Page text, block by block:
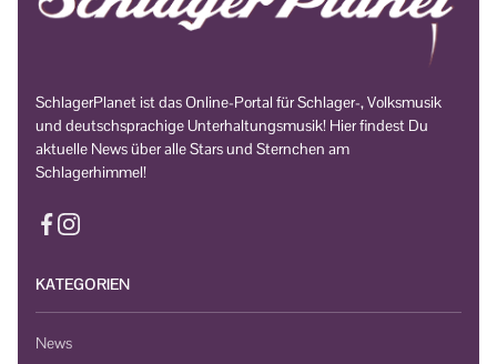
SchlagerPlanet ist das Online-Portal für Schlager-, Volksmusik
und deutschsprachige Unterhaltungsmusik! Hier findest Du
aktuelle News über alle Stars und Sternchen am
Schlagerhimmel!
KATEGORIEN
News